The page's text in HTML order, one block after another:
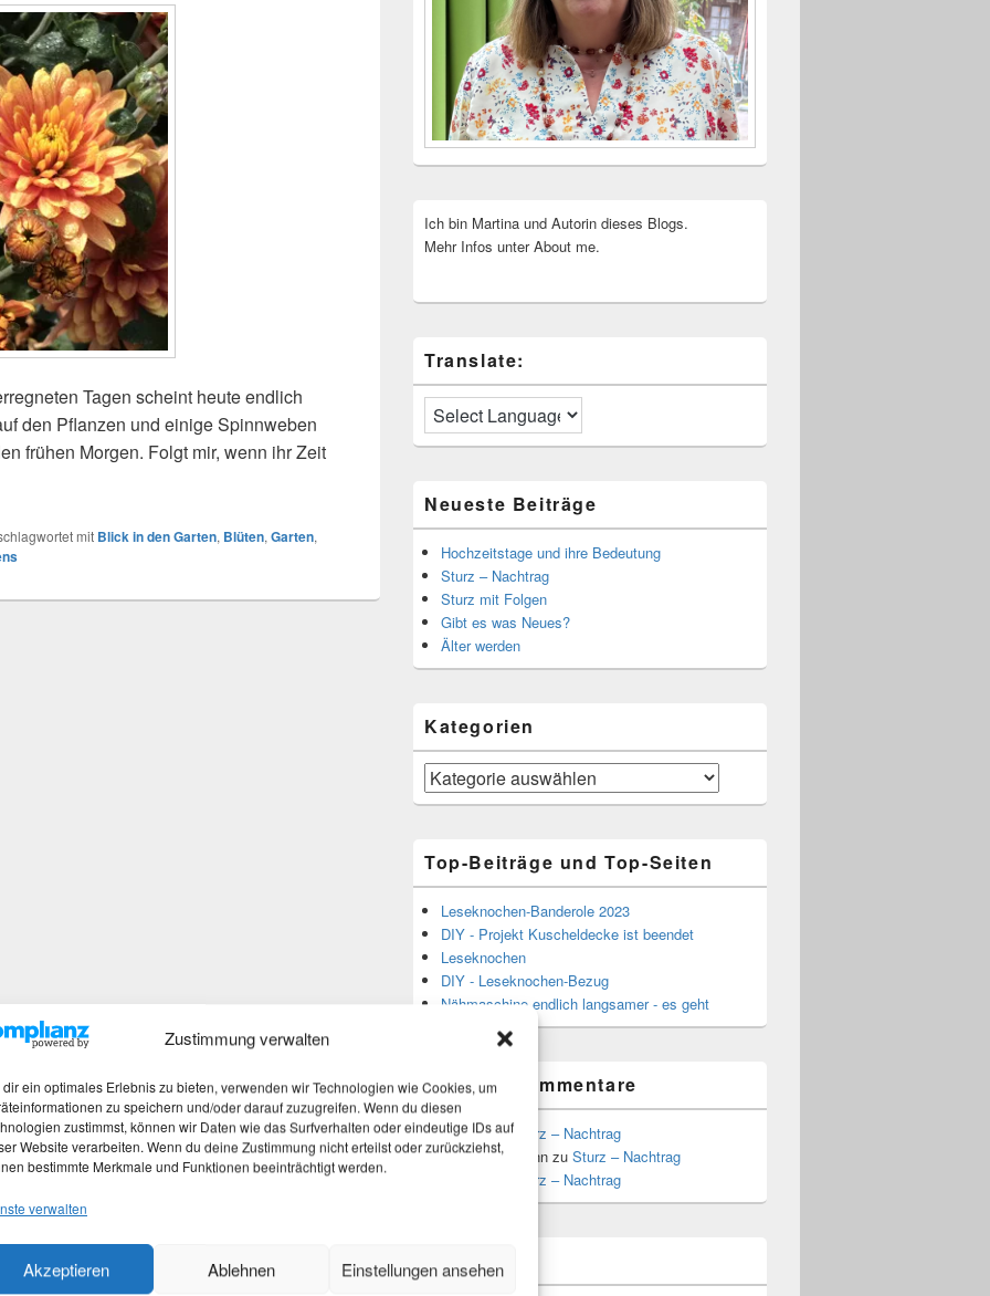
Zustimmung verwalten
dir ein optimales Erlebnis zu bieten, verwenden wir Technologien wie Cookies, um
zu speichern und/oder darauf zuzugreifen. Wenn du diesen
zustimmst, können wir Daten wie das Surfverhalten oder eindeutige IDs auf
Website verarbeiten. Wenn du deine Zustimmung nicht erteilst oder zurückziehst,
bestimmte Merkmale und Funktionen beeinträchtigt werden.
verwalten
Akzeptieren Ablehnen Einstellungen ansehen
Tagen scheint heute endlich
den Pflanzen und einige Spinnweben
frühen Morgen. Folgt mir, wenn ihr Zeit
mit Blick in den Garten, Blüten, Garten,
Ich bin Martina und Autorin dieses Blogs.
Mehr Infos unter About me.
Translate:
Neueste Beiträge
Hochzeitstage und ihre Bedeutung
Sturz – Nachtrag
Sturz mit Folgen
Gibt es was Neues?
Älter werden
Kategorien
Kategorien
Top-Beiträge und Top-Seiten
Leseknochen-Banderole 2023
DIY - Projekt Kuscheldecke ist beendet
Leseknochen
DIY - Leseknochen-Bezug
Nähmaschine endlich langsamer - es geht
Neueste Kommentare
MartinazuSturz – Nachtrag
Stefan Hoffmann zu Sturz – Nachtrag
Sturz – Nachtrag
Themen